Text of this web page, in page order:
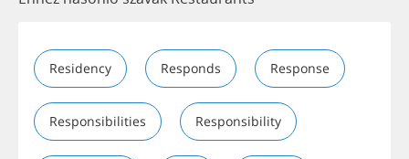
Residency Responds Response
Responsibilities Responsibility